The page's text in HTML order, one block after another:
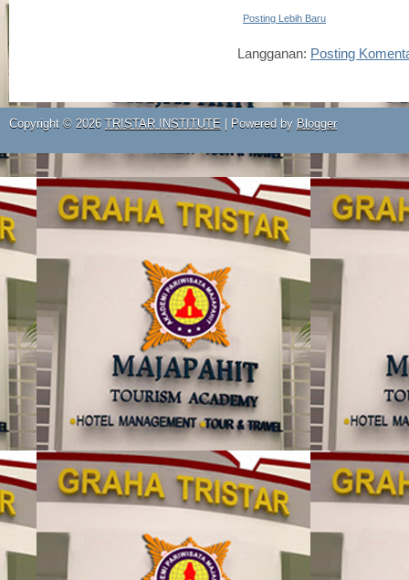
Posting Lebih Baru
Langganan: Posting
Copyright © 2026 TRISTAR INSTITUTE | Powered by Blogger